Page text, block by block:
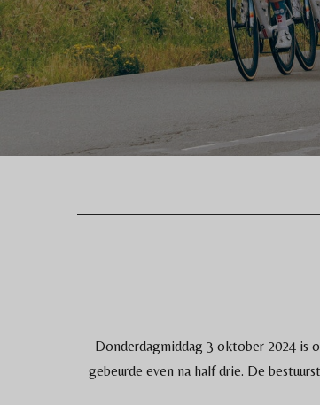
Donderdagmiddag 3 oktober 2024 is
gebeurde even na half drie. De